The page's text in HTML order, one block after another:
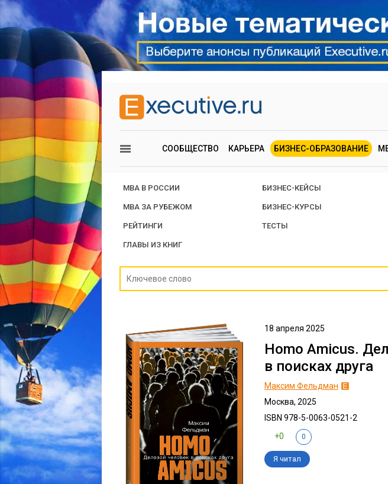
СООБЩЕСТВО КАРЬЕРА БИЗНЕС-ОБРАЗОВАНИЕ
MBA В РОССИИ
MBA ЗА РУБЕЖОМ
РЕЙТИНГИ
ГЛАВЫ ИЗ КНИГ
БИЗНЕС-КЕЙСЫ
БИЗНЕС-КУРСЫ
ТЕСТЫ
18 апреля 2025
Homo Amicus.
в поисках друга
Максим Фельдман
Москва, 2025
ISBN 978-5-0063-0521-2
+0
0
Я читал